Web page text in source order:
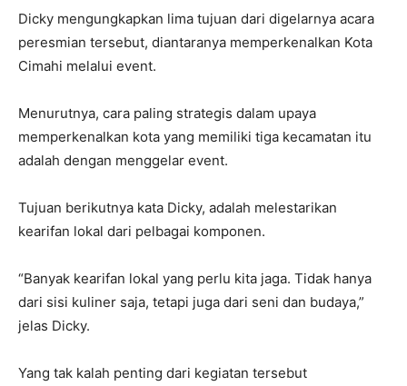
Dicky mengungkapkan lima tujuan dari digelarnya acara
peresmian tersebut, diantaranya memperkenalkan Kota
Cimahi melalui event.
Menurutnya, cara paling strategis dalam upaya
memperkenalkan kota yang memiliki tiga kecamatan itu
adalah dengan menggelar event.
Tujuan berikutnya kata Dicky, adalah melestarikan
kearifan lokal dari pelbagai komponen.
“Banyak kearifan lokal yang perlu kita jaga. Tidak hanya
dari sisi kuliner saja, tetapi juga dari seni dan budaya,”
jelas Dicky.
Yang tak kalah penting dari kegiatan tersebut